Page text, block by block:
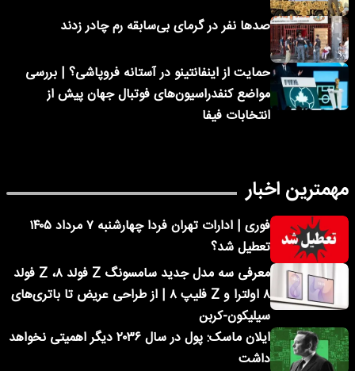
صدها نفر در گرمای بی‌سابقه رم چادر زدند
حمایت از اینفانتینو در آستانه فروپاشی؟ | بررسی
مواضع کنفدراسیون‌های فوتبال جهان پیش از
انتخابات فیفا
مهمترین اخبار
فوری | ادارات تهران فردا چهارشنبه ۷ مرداد ۱۴۰۵
تعطیل شد؟
معرفی سه مدل جدید سامسونگ Z فولد ۸، Z فولد
۸ اولترا و Z فلیپ ۸ | از طراحی عریض تا باتری‌های
سیلیکون-کربن
ایلان ماسک: پول در سال ۲۰۳۶ دیگر اهمیتی نخواهد
داشت